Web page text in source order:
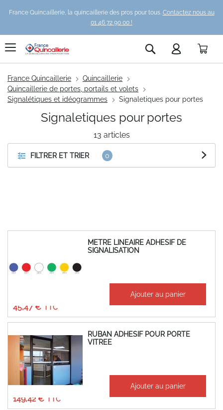
France Quincaillerie, la quincaillerie des pros pour tous. Contactez nous au
01 46 72 90 00 !
Rechercher
France Quincaillerie
Quincaillerie
Quincaillerie de portes, portails et volets
Signalétiques et idéogrammes
Signaletiques pour portes
FILTRER ET TRIER
13 articles
Signaletiques pour portes
METRE LINEAIRE ADHESIF DE
SIGNALISATION
45,47 €
Ajouter au panier
RUBAN ADHESIF POUR PORTE
VITREE
À partir de
149,42 €
Ajouter au panier